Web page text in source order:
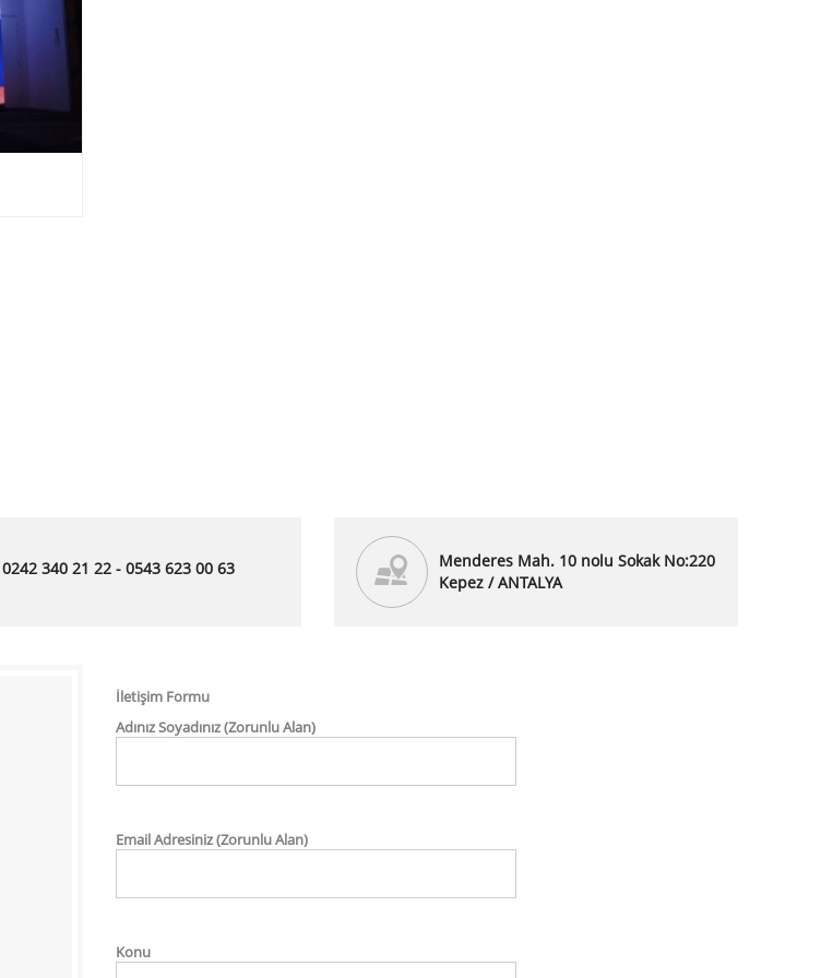
0242 340 21 22 - 0543 623 00 63
Menderes Mah. 10 nolu Sokak No:220
Kepez / ANTALYA
İletişim Formu
Adınız Soyadınız (Zorunlu Alan)
Email Adresiniz (Zorunlu Alan)
Konu